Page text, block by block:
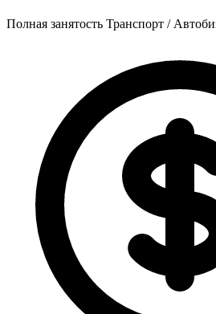
Полная занятость Транспорт /